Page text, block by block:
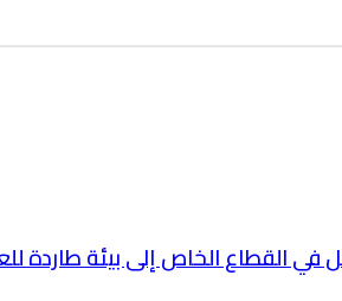
القطاع الخاص إلى بيئة طاردة